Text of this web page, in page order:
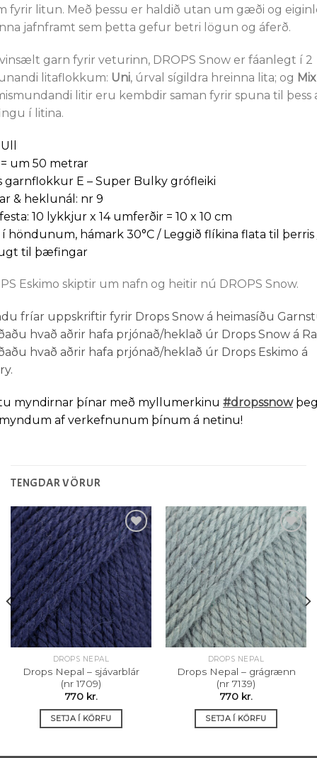
fyrir litun. Með þessu er haldið utan um gæði og
jafnframt sem þetta gefur betri lögun og áferð.
garn fyrir veturinn, DROPS Snow er fáanlegt í 2
litaflokkum: Uni, úrval sígildra hreinna lita; og Mix
litir eru kembdir saman fyrir spuna til þess
í litina.
um 50 metrar
garnflokkur E – Super Bulky grófleiki
& heklunál: nr 9
10 lykkjur x 14 umferðir = 10 x 10 cm
höndunum, hámark 30°C / Leggið flíkina flata til þerris
til þæfingar
Eskimo skiptir um nafn og heitir nú DROPS Snow.
fríar uppskriftir fyrir Drops Snow á heimasíðu
hvað aðrir hafa prjónað/heklað úr Drops Snow á
hvað aðrir hafa prjónað/heklað úr Drops Eskimo á
myndirnar þínar með myllumerkinu #dropssnow
af verkefnunum þínum á netinu!
TENGDAR VÖRUR
Setja á
óskalista
DROPS NEPAL
Drops Nepal – sjávarblár
(nr 1709)
770 kr.
SETJA Í KÖRFU
Setja á
óskalista
DROPS NEPAL
Drops Nepal – grágrænn
(nr 7139)
770 kr.
SETJA Í KÖRFU